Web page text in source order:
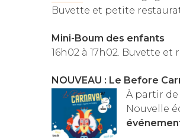
Buvette et petite
Mini-Boum des enfants
16h02 à 17h02. Buvette
NOUVEAU : Le Before
À partir de
Nouvelle